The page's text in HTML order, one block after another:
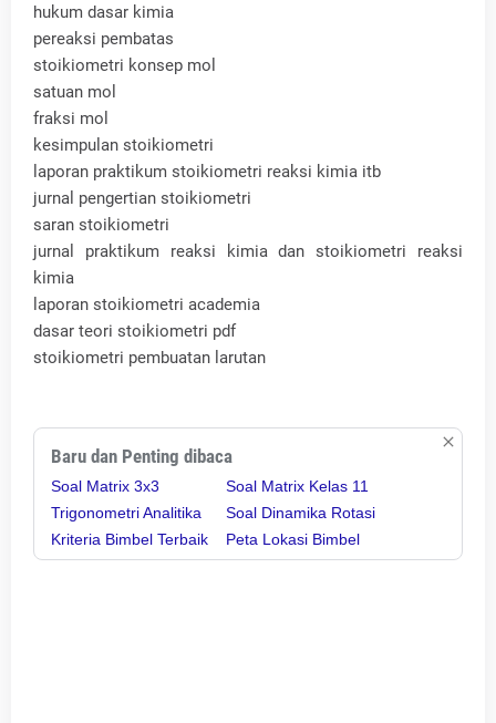
hukum dasar kimia
pereaksi pembatas
stoikiometri konsep mol
satuan mol
fraksi mol
kesimpulan stoikiometri
laporan praktikum stoikiometri reaksi kimia itb
jurnal pengertian stoikiometri
saran stoikiometri
jurnal praktikum reaksi kimia dan stoikiometri reaksi
kimia
laporan stoikiometri academia
dasar teori stoikiometri pdf
stoikiometri pembuatan larutan
Baru dan Penting dibaca
Soal Matrix 3x3
Trigonometri Analitika
Kriteria Bimbel Terbaik
Soal Matrix Kelas 11
Soal Dinamika Rotasi
Peta Lokasi Bimbel